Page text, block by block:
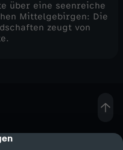
über eine seenreiche
Mittelgebirgen: Die
zeugt von